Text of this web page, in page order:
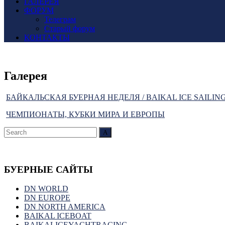
ФОРУМ
Телеграм
Старый форум
КОНТАКТЫ
Галерея
БАЙКАЛЬСКАЯ БУЕРНАЯ НЕДЕЛЯ / BAIKAL ICE SAILING
ЧЕМПИОНАТЫ, КУБКИ МИРА И ЕВРОПЫ
Search
for:
Search
БУЕРНЫЕ САЙТЫ
DN WORLD
DN EUROPE
DN NORTH AMERICA
BAIKAL ICEBOAT